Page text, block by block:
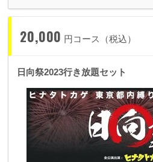
20,000 円コース（税込）
日向祭2023行き放題セット